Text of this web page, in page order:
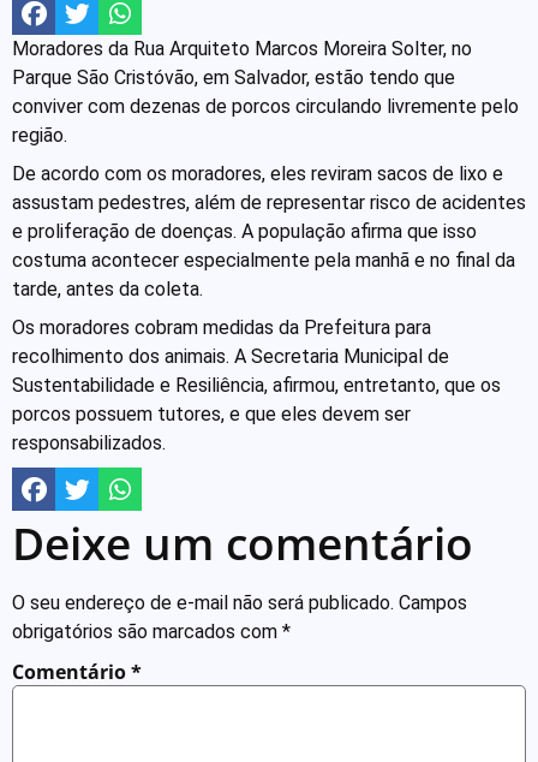
Moradores da Rua Arquiteto Marcos Moreira Solter, no
Parque São Cristóvão, em Salvador, estão tendo que
conviver com dezenas de porcos circulando livremente pelo
região.
De acordo com os moradores, eles reviram sacos de lixo e
assustam pedestres, além de representar risco de acidentes
e proliferação de doenças. A população afirma que isso
costuma acontecer especialmente pela manhã e no final da
tarde, antes da coleta.
Os moradores cobram medidas da Prefeitura para
recolhimento dos animais. A Secretaria Municipal de
Sustentabilidade e Resiliência, afirmou, entretanto, que os
porcos possuem tutores, e que eles devem ser
responsabilizados.
Deixe um comentário
O seu endereço de e-mail não será publicado. Campos
obrigatórios são marcados com *
Comentário*